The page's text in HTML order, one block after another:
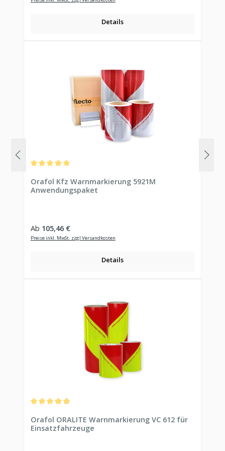
Details
Orafol Kfz Warnmarkierung 5921M
Anwendungspaket
Regulärer Preis:
Ab 105,46 €
Preise inkl. MwSt. zzgl Versandkosten
Details
Orafol ORALITE Warnmarkierung VC 612 für
Einsatzfahrzeuge